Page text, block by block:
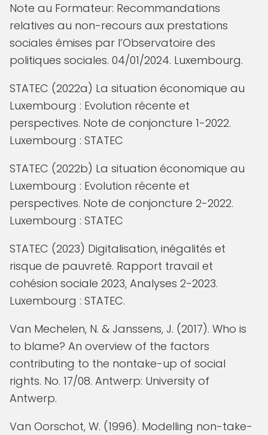
Note au Formateur: Recommandations
relatives au non-recours aux prestations
sociales émises par l’Observatoire des
politiques sociales. 04/01/2024. Luxembourg.
STATEC (2022a) La situation économique au
Luxembourg : Evolution récente et
perspectives. Note de conjoncture 1-2022.
Luxembourg : STATEC
STATEC (2022b) La situation économique au
Luxembourg : Evolution récente et
perspectives. Note de conjoncture 2-2022.
Luxembourg : STATEC
STATEC (2023) Digitalisation, inégalités et
risque de pauvreté. Rapport travail et
cohésion sociale 2023, Analyses 2-2023.
Luxembourg : STATEC.
Van Mechelen, N. & Janssens, J. (2017). Who is
to blame? An overview of the factors
contributing to the nontake-up of social
rights. No. 17/08. Antwerp: University of
Antwerp.
Van Oorschot, W. (1996). Modelling non-take-